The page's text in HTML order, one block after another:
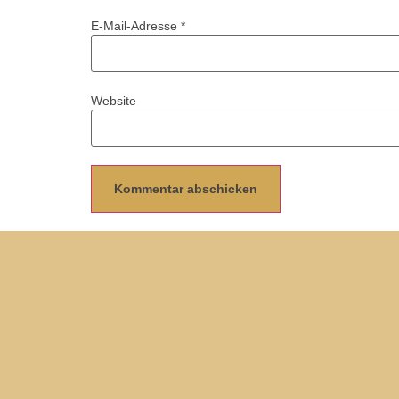
E-Mail-Adresse *
Website